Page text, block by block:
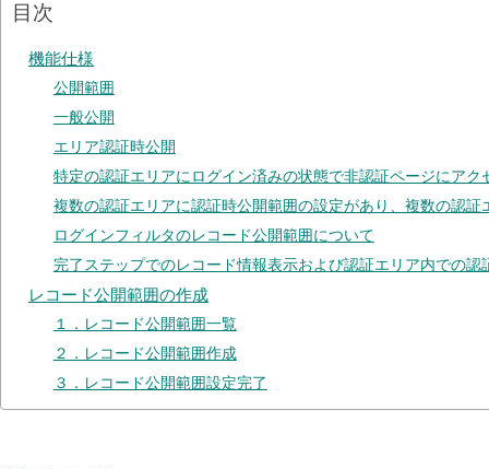
目次
機能仕様
公開範囲
一般公開
エリア認証時公開
特定の認証エリアにログイン済みの状態で非認証ページにア
複数の認証エリアに認証時公開範囲の設定があり、複数の認
ログインフィルタのレコード公開範囲について
完了ステップでのレコード情報表示および認証エリア内での
レコード公開範囲の作成
１．レコード公開範囲一覧
２．レコード公開範囲作成
３．レコード公開範囲設定完了